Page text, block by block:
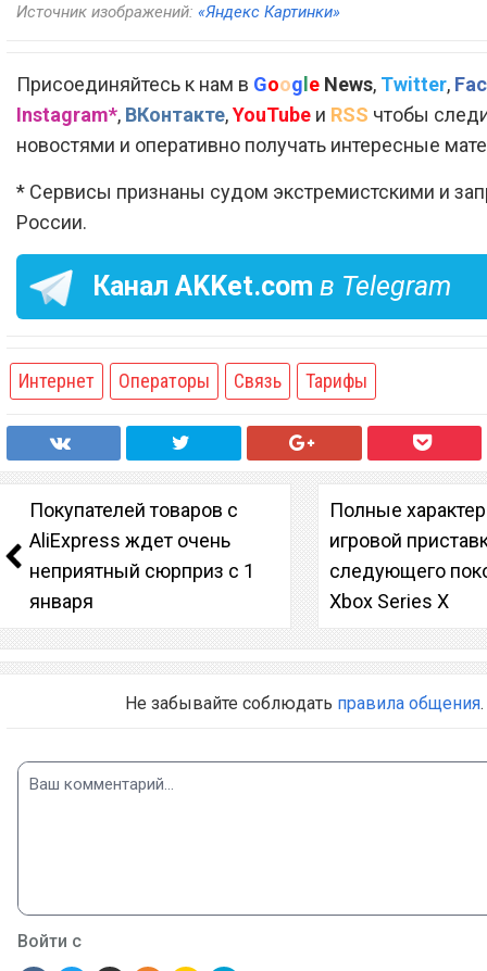
Источник изображений: «Яндекс Картинки»
Присоединяйтесь к нам в Google News, Twitter,
Instagram*, ВКонтакте,YouTube и RSS чтобы
новостями и оперативно получать интересные
* Сервисы признаны судом экстремистскими и
России.
Канал AKKet.com в Telegram
Интернет Операторы Связь Тарифы
Покупателей товаров с
AliExpress ждет очень
неприятный сюрприз с 1
января
Полные
игровой
следующего
Xbox Series X
Не забывайте соблюдать правила общения.
Войти с